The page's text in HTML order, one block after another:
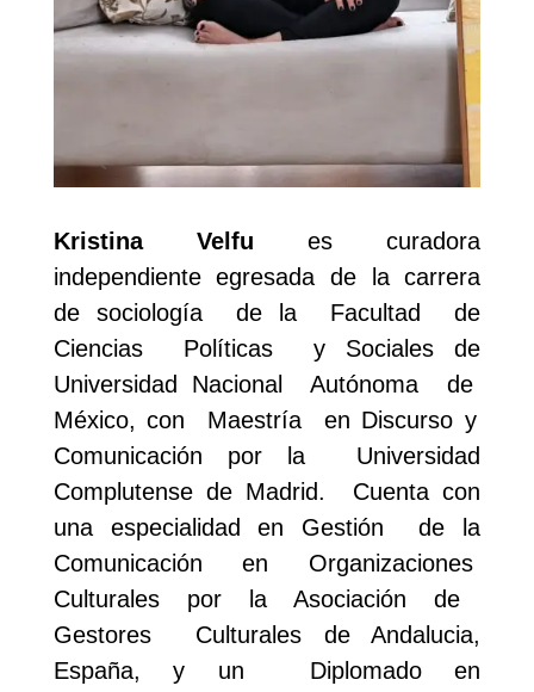
Kristina Velfu es curadora
independiente egresada de la carrera
de sociología
de la Facultad
de
Ciencias
Políticas
y Sociales de
Universidad Nacional
Autónoma
de
México, con
Maestría
en Discurso y
Comunicación por la
Universidad
Complutense de Madrid.
Cuenta con
una especialidad en Gestión
de la
Comunicación en Organizaciones
Culturales por la Asociación de
Gestores
Culturales de Andalucia,
España, y un
Diplomado en